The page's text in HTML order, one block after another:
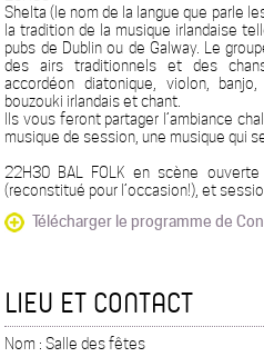
Shelta (le nom de la langue que parle
la tradition de la musique irlandaise
pubs de Dublin ou de Galway. Le
des airs traditionnels et des
accordéon diatonique, violon,
bouzouki irlandais et chant.
Ils vous feront partager l’ambiance
musique de session, une musique qui
22H30 BAL FOLK en scène ouverte
(reconstitué pour l’occasion!), et
Télécharger le programme de
LIEU ET CONTACT
Nom : Salle des fêtes